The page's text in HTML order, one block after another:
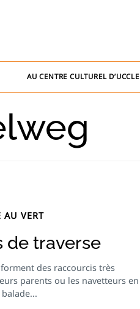
AU CENTRE CULTUREL D’UCCLE
AU VERT
de traverse
des raccourcis très
parents ou les navetteurs en